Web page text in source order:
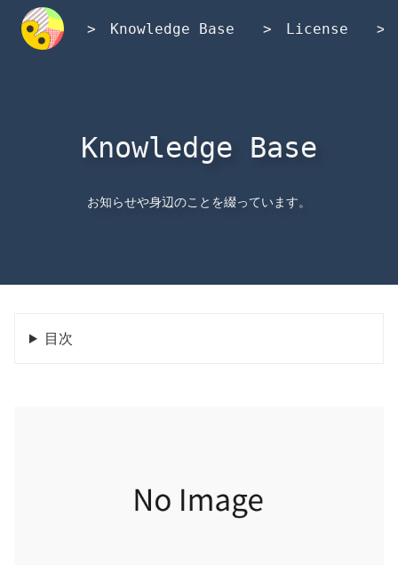
Knowledge Base License
Knowledge Base
お知らせや身辺のことを綴っています。
目次